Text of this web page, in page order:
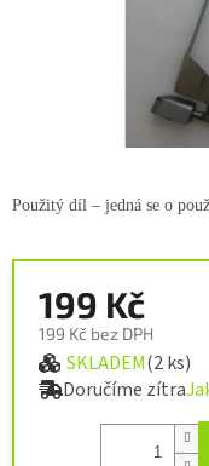
199 Kč
199 Kč bez DPH
Měrná cena:
SKLADEM(2 ks)
Doručíme zítra
Použitý díl – jedná se o